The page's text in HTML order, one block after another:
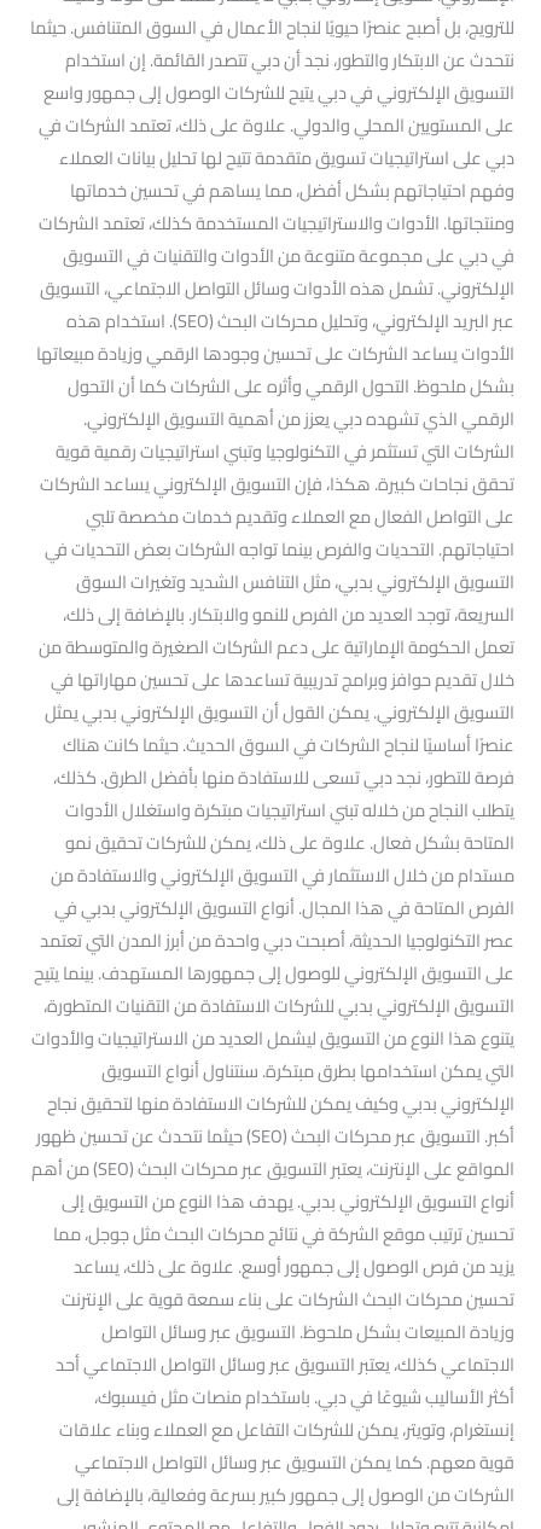
للترويج، بل أصبح عنصرًا حيويًا لنجاح الأعمال في السوق المتنافس. حيثما
نتحدث عن الابتكار والتطور، نجد أن دبي تتصدر القائمة. إن استخدام
التسويق الإلكتروني في دبي يتيح للشركات الوصول إلى جمهور واسع
على المستويين المحلي والدولي. علاوة على ذلك، تعتمد الشركات في
دبي على استراتيجيات تسويق متقدمة تتيح لها تحليل بيانات العملاء
وفهم احتياجاتهم بشكل أفضل، مما يساهم في تحسين خدماتها
ومنتجاتها. الأدوات والاستراتيجيات المستخدمة كذلك، تعتمد الشركات
في دبي على مجموعة متنوعة من الأدوات والتقنيات في التسويق
الإلكتروني. تشمل هذه الأدوات وسائل التواصل الاجتماعي، التسويق
عبر البريد الإلكتروني، وتحليل محركات البحث (SEO). استخدام هذه
الأدوات يساعد الشركات على تحسين وجودها الرقمي وزيادة مبيعاتها
بشكل ملحوظ. التحول الرقمي وأثره على الشركات كما أن التحول
الرقمي الذي تشهده دبي يعزز من أهمية التسويق الإلكتروني.
الشركات التي تستثمر في التكنولوجيا وتبني استراتيجيات رقمية قوية
تحقق نجاحات كبيرة. هكذا، فإن التسويق الإلكتروني يساعد الشركات
على التواصل الفعال مع العملاء وتقديم خدمات مخصصة تلبي
احتياجاتهم. التحديات والفرص بينما تواجه الشركات بعض التحديات في
التسويق الإلكتروني بدبي، مثل التنافس الشديد وتغيرات السوق
السريعة، توجد العديد من الفرص للنمو والابتكار. بالإضافة إلى ذلك،
تعمل الحكومة الإماراتية على دعم الشركات الصغيرة والمتوسطة من
خلال تقديم حوافز وبرامج تدريبية تساعدها على تحسين مهاراتها في
التسويق الإلكتروني. يمكن القول أن التسويق الإلكتروني بدبي يمثل
عنصرًا أساسيًا لنجاح الشركات في السوق الحديث. حيثما كانت هناك
فرصة للتطور، نجد دبي تسعى للاستفادة منها بأفضل الطرق. كذلك،
يتطلب النجاح من خلاله تبني استراتيجيات مبتكرة واستغلال الأدوات
المتاحة بشكل فعال. علاوة على ذلك، يمكن للشركات تحقيق نمو
مستدام من خلال الاستثمار في التسويق الإلكتروني والاستفادة من
الفرص المتاحة في هذا المجال. أنواع التسويق الإلكتروني بدبي في
عصر التكنولوجيا الحديثة، أصبحت دبي واحدة من أبرز المدن التي تعتمد
على التسويق الإلكتروني للوصول إلى جمهورها المستهدف. بينما يتيح
التسويق الإلكتروني بدبي للشركات الاستفادة من التقنيات المتطورة،
يتنوع هذا النوع من التسويق ليشمل العديد من الاستراتيجيات والأدوات
التي يمكن استخدامها بطرق مبتكرة. سنتناول أنواع التسويق
الإلكتروني بدبي وكيف يمكن للشركات الاستفادة منها لتحقيق نجاح
أكبر. التسويق عبر محركات البحث (SEO) حيثما نتحدث عن تحسين ظهور
المواقع على الإنترنت، يعتبر التسويق عبر محركات البحث (SEO) من أهم
أنواع التسويق الإلكتروني بدبي. يهدف هذا النوع من التسويق إلى
تحسين ترتيب موقع الشركة في نتائج محركات البحث مثل جوجل، مما
يزيد من فرص الوصول إلى جمهور أوسع. علاوة على ذلك، يساعد
تحسين محركات البحث الشركات على بناء سمعة قوية على الإنترنت
وزيادة المبيعات بشكل ملحوظ. التسويق عبر وسائل التواصل
الاجتماعي كذلك، يعتبر التسويق عبر وسائل التواصل الاجتماعي أحد
أكثر الأساليب شيوعًا في دبي. باستخدام منصات مثل فيسبوك،
إنستغرام، وتويتر، يمكن للشركات التفاعل مع العملاء وبناء علاقات
قوية معهم. كما يمكن التسويق عبر وسائل التواصل الاجتماعي
الشركات من الوصول إلى جمهور كبير بسرعة وفعالية، بالإضافة إلى